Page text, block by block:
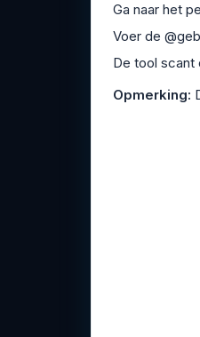
Ga naar het
Voer de
De tool scant
Opmerking: